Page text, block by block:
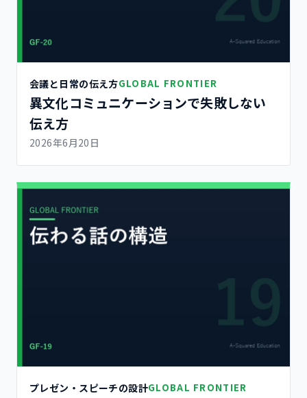
会議と日常の伝え方GLOBAL FRONTIER
異文化コミュニケーションで失敗しない
伝え方
2026年6月20日
プレゼン・スピーチの設計GLOBAL FRONTIER